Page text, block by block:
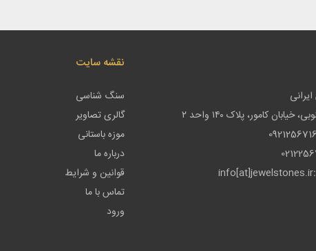
خیابان کامور، پلاک ۱۴۰ واحد ۲
info[at]jewelstones.ir
نقشه سایت
سنگ شناسی
گالری تصاویر
موزه باستانی
درباره ما
قوانین و شرایط
تماس با ما
ورود